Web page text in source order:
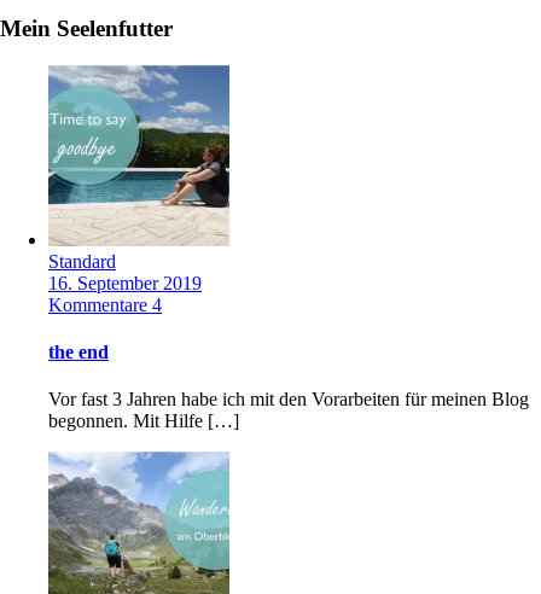
Mein Seelenfutter
Standard
16. September 2019
Kommentare 4
the end
Vor fast 3 Jahren habe ich mit den Vorarbeiten für meinen Blog
begonnen. Mit Hilfe […]